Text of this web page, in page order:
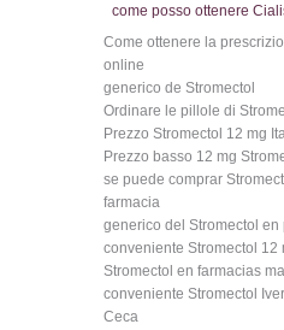
come posso ottenere
Come ottenere la
online
generico de Stromectol
Ordinare le pillole di
Prezzo Stromectol 12 mg
Prezzo basso 12 mg
se puede comprar
farmacia
generico del Stromectol en
conveniente Stromectol 12
Stromectol en farmacias
conveniente Stromectol
Ceca